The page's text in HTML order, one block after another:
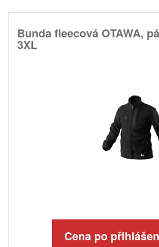
Bunda fleecová OTAWA,
3XL
Cena po